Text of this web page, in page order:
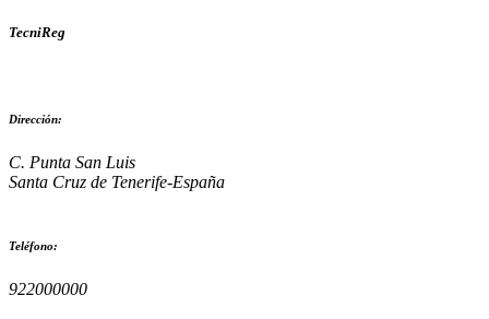
TecniReg
Dirección:
C. Punta San Luis
Santa Cruz de Tenerife-España
Teléfono:
922000000